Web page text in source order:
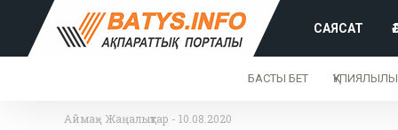
САЯСАТ
БАСТЫ БЕТ
Аймақ- Жаңалықтар - 10.08.2020